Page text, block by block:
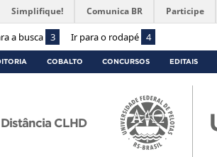
a busca 3 Ir para o rodapé 4
Simplifique! Comunica BR Participe
COBALTO CONCURSOS EDITAIS
CLHD